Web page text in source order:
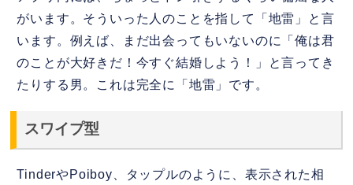
がいます。そういった人のことを指して「地雷」と言
います。例えば、まだ出会ってもいないのに「俺は君
のことが大好きだ！今すぐ結婚しよう！」と言ってき
たりする男。これは完全に「地雷」です。
スワイプ型
TinderやPoiboy、タップルのように、表示された相